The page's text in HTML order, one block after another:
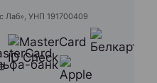
Лаб», УНП 191700409